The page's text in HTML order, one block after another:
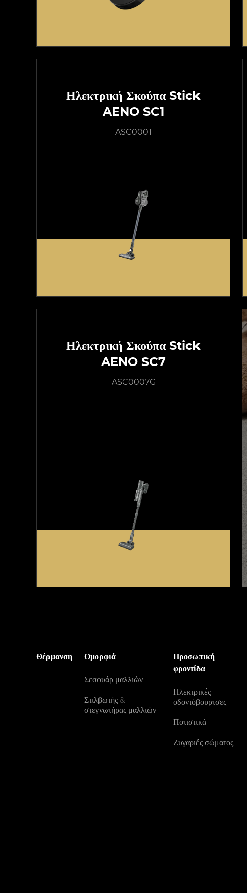
Ηλεκτρική Σκούπα Stick
AENO SC1
ASC0001
Ηλεκτρική Σκούπα Stick
AENO SC7
ASC0007G
Θέρμανση Ομορφιά
Σεσουάρ μαλλιών
Στιλβωτής &
στεγνωτήρας μαλλιών
Προσωπική
φροντίδα
Ηλεκτρικές
οδοντόβουρτσες
Ποτιστικά
Ζυγαριές σώματος